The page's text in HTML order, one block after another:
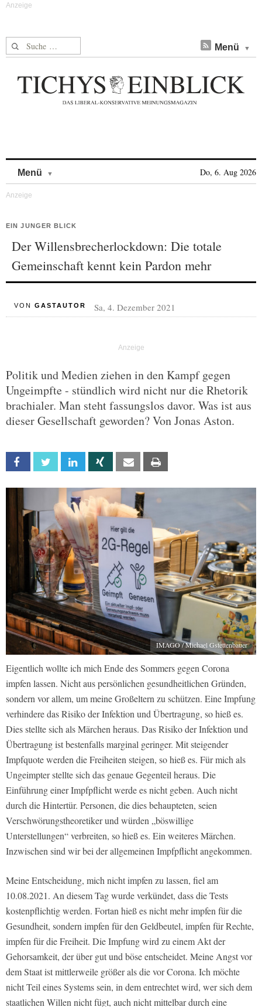
Suche nach: Menü
Menü Do, 6. Aug 2026
EIN JUNGER BLICK
Der Willensbrecherlockdown: Die totale
Gemeinschaft kennt kein Pardon mehr
VON GASTAUTOR Sa, 4. Dezember 2021
Politik und Medien ziehen in den Kampf gegen
Ungeimpfte - stündlich wird nicht nur die Rhetorik
brachialer. Man steht fassungslos davor. Was ist aus
dieser Gesellschaft geworden? Von Jonas Aston.
Facebook Twitter Linkedin Xing Email
IMAGO / Michael Gstettenbauer
Eigentlich wollte ich mich Ende des Sommers gegen Corona
impfen lassen. Nicht aus persönlichen gesundheitlichen Gründen,
sondern vor allem, um meine Großeltern zu schützen. Eine Impfung
verhindere das Risiko der Infektion und Übertragung, so hieß es.
Dies stellte sich als Märchen heraus. Das Risiko der Infektion und
Übertragung ist bestenfalls marginal geringer. Mit steigender
Impfquote werden die Freiheiten steigen, so hieß es. Für mich als
Ungeimpter stellte sich das genaue Gegenteil heraus. Die
Einführung einer Impfpflicht werde es nicht geben. Auch nicht
durch die Hintertür. Personen, die dies behaupteten, seien
Verschwörungstheoretiker und würden „böswillige
Unterstellungen“ verbreiten, so hieß es. Ein weiteres Märchen.
Inzwischen sind wir bei der allgemeinen Impfpflicht angekommen.
Meine Entscheidung, mich nicht impfen zu lassen, fiel am
10.08.2021. An diesem Tag wurde verkündet, dass die Tests
kostenpflichtig werden. Fortan hieß es nicht mehr impfen für die
Gesundheit, sondern impfen für den Geldbeutel, impfen für Rechte,
impfen für die Freiheit. Die Impfung wird zu einem Akt der
Gehorsamkeit, der über gut und böse entscheidet. Meine Angst vor
dem Staat ist mittlerweile größer als die vor Corona. Ich möchte
nicht Teil eines Systems sein, in dem entrechtet wird, wer sich dem
staatlichen Willen nicht fügt, auch nicht mittelbar durch eine